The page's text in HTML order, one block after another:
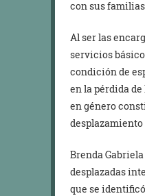
con sus
Al ser las
servicios
condición de
en la pérdida
en género
desplazamiento
Brenda
desplazadas
que se